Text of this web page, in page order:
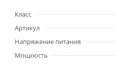
Класс
Артикул
Напряжение питания
Мощность